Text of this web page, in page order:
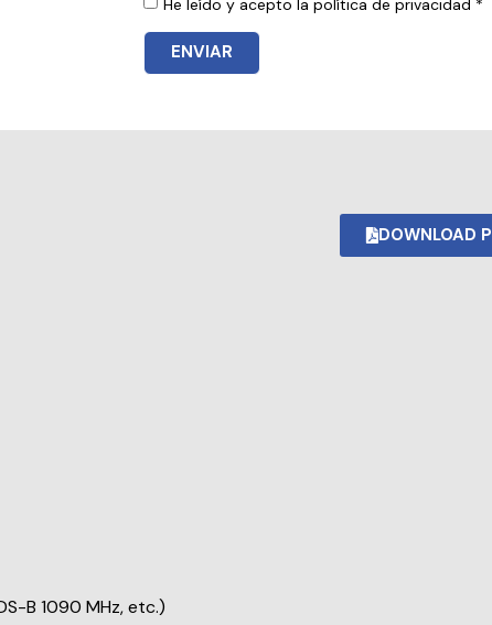
ENVIAR
B 1090 MHz, etc.)
DOWNLOAD